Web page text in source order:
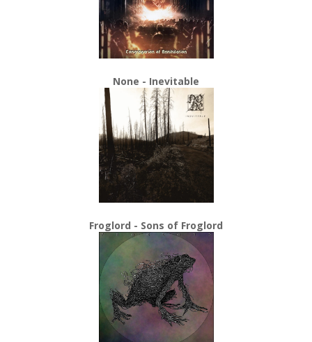
None - Inevitable
Froglord - Sons of Froglord